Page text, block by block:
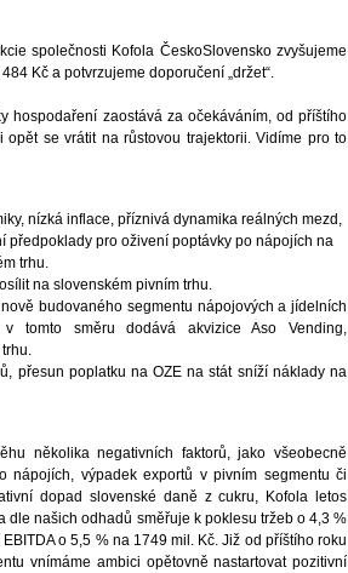
společnosti Kofola ČeskoSlovensko zvyšujeme
Kč a potvrzujeme doporučení „držet“.
hospodaření zaostává za očekáváním, od příštího
opět se vrátit na růstovou trajektorii. Vidíme pro to
nízká inflace, příznivá dynamika reálných mezd,
předpoklady pro oživení poptávky po nápojích na
trhu.
na slovenském pivním trhu.
budovaného segmentu nápojových a jídelních
v tomto směru dodává akvizice Aso Vending,
přesun poplatku na OZE na stát sníží náklady na
několika negativních faktorů, jako všeobecně
nápojích, výpadek exportů v pivním segmentu či
dopad slovenské daně z cukru, Kofola letos
dle našich odhadů směřuje k poklesu tržeb o 4,3 %
o 5,5 % na 1749 mil. Kč. Již od příštího roku
vnímáme ambici opětovně nastartovat pozitivní